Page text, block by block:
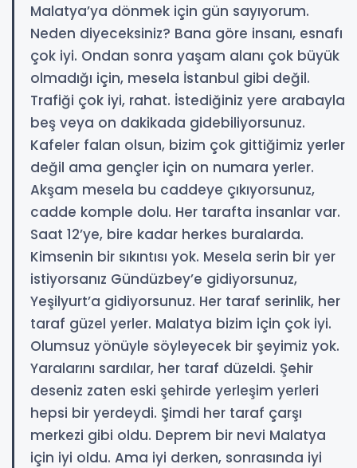
Malatya’ya dönmek için gün sayıyorum.
Neden diyeceksiniz? Bana göre insanı, esnafı
çok iyi. Ondan sonra yaşam alanı çok büyük
olmadığı için, mesela İstanbul gibi değil.
Trafiği çok iyi, rahat. İstediğiniz yere arabayla
beş veya on dakikada gidebiliyorsunuz.
Kafeler falan olsun, bizim çok gittiğimiz yerler
değil ama gençler için on numara yerler.
Akşam mesela bu caddeye çıkıyorsunuz,
cadde komple dolu. Her tarafta insanlar var.
Saat 12’ye, bire kadar herkes buralarda.
Kimsenin bir sıkıntısı yok. Mesela serin bir yer
istiyorsanız Gündüzbey’e gidiyorsunuz,
Yeşilyurt’a gidiyorsunuz. Her taraf serinlik, her
taraf güzel yerler. Malatya bizim için çok iyi.
Olumsuz yönüyle söyleyecek bir şeyimiz yok.
Yaralarını sardılar, her taraf düzeldi. Şehir
deseniz zaten eski şehirde yerleşim yerleri
hepsi bir yerdeydi. Şimdi her taraf çarşı
merkezi gibi oldu. Deprem bir nevi Malatya
için iyi oldu. Ama iyi derken, sonrasında iyi